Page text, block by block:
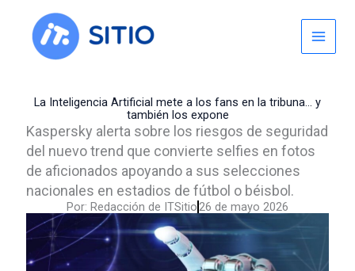
content
La Inteligencia Artificial mete a los fans en la tribuna… y
también los expone
Kaspersky alerta sobre los riesgos de seguridad
del nuevo trend que convierte selfies en fotos
de aficionados apoyando a sus selecciones
nacionales en estadios de fútbol o béisbol.
Por: Redacción de ITSitio26 de mayo 2026